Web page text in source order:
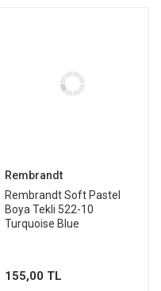
Rembrandt
Rembrandt Soft Pastel
Boya Tekli 522-10
Turquoise Blue
155,00 TL